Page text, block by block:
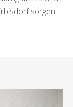
sorgen.